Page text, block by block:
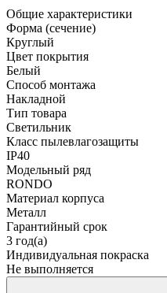
Общие характеристики
Форма (сечение)
Круглый
Цвет покрытия
Белый
Способ монтажа
Накладной
Тип товара
Светильник
Класс пылевлагозащиты
IP40
Модельный ряд
RONDO
Материал корпуса
Металл
Гарантийный срок
3 год(а)
Индивидуальная покраска
Не выполняется